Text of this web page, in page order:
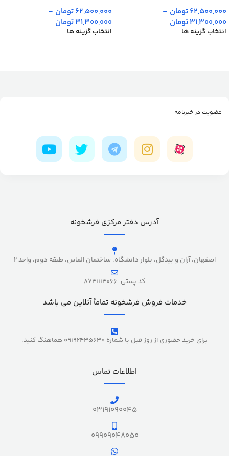
62,500,000تومان –
31,300,000تومان
انتخاب گزینه ها
62,500,000تومان –
31,300,000تومان
انتخاب گزینه ها
عضویت در خبرنامه
آدرس دفتر مرکزی فرشخونه
اصفهان، آران و بیدگل، بلوار دانشگاه، ساختمان الماس، طبقه دوم، واحد 2
کد پستی: 8741114066
خدمات فروش فرشخونه تماماً آنلاین می باشد
برای خرید حضوری از روز قبل با شماره 09192435630 هماهنگ کنید.
اطلاعات تماس
03191090045
09909048050